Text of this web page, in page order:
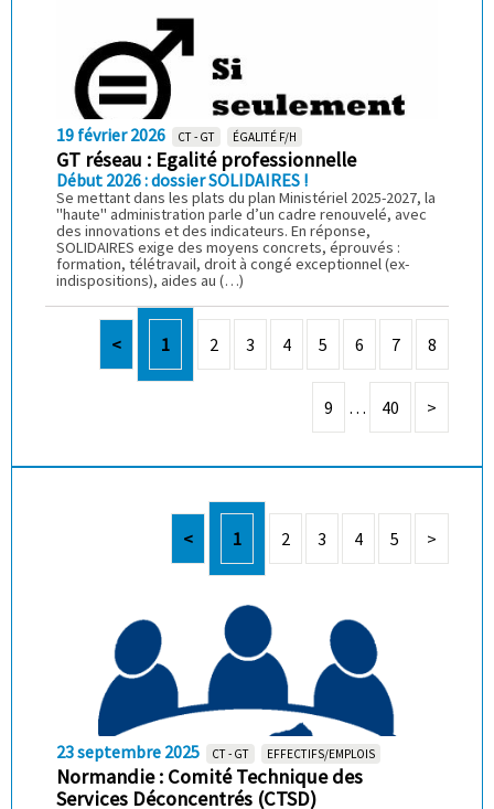
19 février 2026 CT - GT ÉGALITÉ F/H
GT réseau : Egalité professionnelle
Début 2026 : dossier SOLIDAIRES !
Se mettant dans les plats du plan Ministériel 2025-2027, la
"haute" administration parle d’un cadre renouvelé, avec
des innovations et des indicateurs. En réponse,
SOLIDAIRES exige des moyens concrets, éprouvés :
formation, télétravail, droit à congé exceptionnel (ex-
indispositions), aides au (…)
< 1 2 3 4 5 6 7 8
9 … 40 >
< 1 2 3 4 5 >
23 septembre 2025 CT - GT EFFECTIFS/EMPLOIS
Normandie : Comité Technique des
Services Déconcentrés (CTSD)